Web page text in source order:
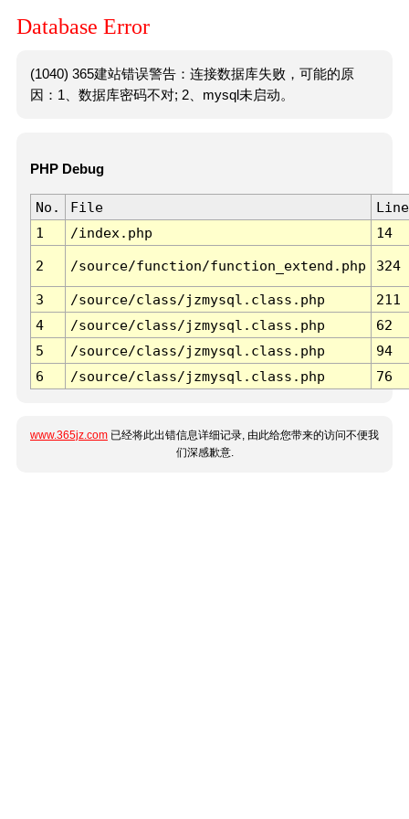
Database Error
(1040) 365建站错误警告：连接数据库失败，可能的原
因：1、数据库密码不对; 2、mysql未启动。
PHP Debug
No. File
Line
1
/index.php 14
2 /source/function/function_extend.php 324
3 /source/class/jzmysql.class.php
211
4
/source/class/jzmysql.class.php
62
5
/source/class/jzmysql.class.php
94
6
/source/class/jzmysql.class.php 76
www.365jz.com 已经将此出错信息详细记录, 由此给您带来的访问不便我
们深感歉意.